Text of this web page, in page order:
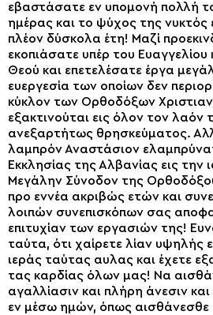
εβαστάσατε εν υπομονή πολλή
ημέρας και το ψύχος της νυκτός
πλέον δύσκολα έτη! Μαζί
εκοπιάσατε υπέρ του
Θεού και επετελέσατε έργα
ευεργεσία των οποίων δεν
κύκλον των Ορθοδόξων
εξακτινούται εις όλον τον λαόν
ανεξαρτήτως θρησκεύματος.
λαμπρόν Αναστάσιον
Εκκλησίας της Αλβανίας εις την
Μεγάλην Σύνοδον της
προ εννέα ακριβώς ετών και
λοιπών συνεπισκόπων σας
επιτυχίαν των εργασιών της!
ταύτα, ότι χαίρετε λίαν υψηλής
ιεράς ταύτας αυλας και έχετε
τας καρδίας όλων μας! Να
αγαλλίασιν και πλήρη άνεσιν
εν μέσω ημών, όπως αισθάνεσθε